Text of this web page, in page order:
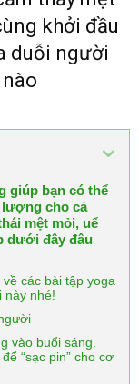
khởi đầu
duỗi người
giúp bạn có thể
lượng cho cả
mệt mỏi, uể
dưới đây đâu
các bài tập yoga
này nhé!
vào buổi sáng.
“sạc pin” cho cơ